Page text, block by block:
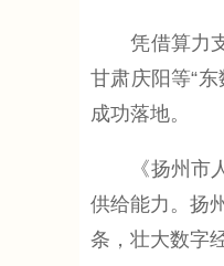
凭借算力支
甘肃庆阳等“
成功落地。
《扬州市人
供给能力。扬
条，壮大数字